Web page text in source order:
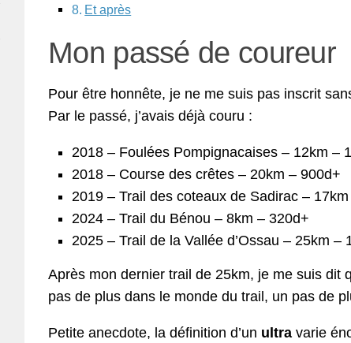
Et après
Mon passé de coureur
Pour être honnête, je ne me suis pas inscrit
Par le passé, j’avais déjà couru :
2018 – Foulées Pompignacaises – 12km –
2018 – Course des crêtes – 20km – 900d+
2019 – Trail des coteaux de Sadirac –
2024 – Trail du Bénou – 8km – 320d+
2025 – Trail de la Vallée d’Ossau – 25km –
Après mon dernier trail de 25km, je me suis dit
pas de plus dans le monde du trail, un pas de
Petite anecdote, la définition d’un ultra varie